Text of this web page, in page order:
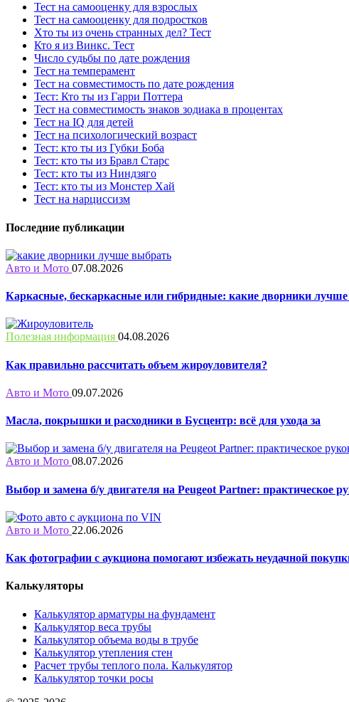
Тест на самооценку для взрослых
Тест на самооценку для подростков
Хто ты из очень странных дел? Тест
Кто я из Винкс. Тест
Число судьбы по дате рождения
Тест на темперамент
Тест на совместимость по дате рождения
Тест: Кто ты из Гарри Поттера
Тест на совместимость знаков зодиака в процентах
Тест на IQ для детей
Тест на психологический возраст
Тест: кто ты из Губки Боба
Тест: кто ты из Бравл Старс
Тест: кто ты из Ниндзяго
Тест: кто ты из Монстер Хай
Тест на нарциссизм
Последние публикации
Авто и Мото 07.08.2026
Каркасные, бескаркасные или гибридные: какие дворники лучше
Полезная информация 04.08.2026
Как правильно рассчитать объем жироуловителя?
Авто и Мото 09.07.2026
Масла, покрышки и расходники в Бусцентр: всё для ухода за
Авто и Мото 08.07.2026
Выбор и замена б/у двигателя на Peugeot Partner: практическое
Авто и Мото 22.06.2026
Как фотографии с аукциона помогают избежать неудачной
Калькуляторы
Калькулятор арматуры на фундамент
Калькулятор веса трубы
Калькулятор объема воды в трубе
Калькулятор утепления стен
Расчет трубы теплого пола. Калькулятор
Калькулятор точки росы